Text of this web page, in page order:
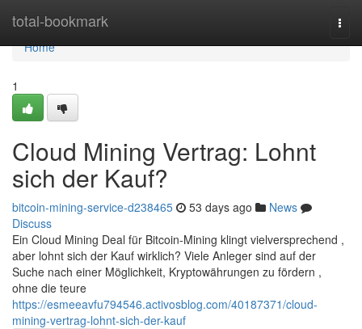
total-bookmark
Home
Home
1
Cloud Mining Vertrag: Lohnt
sich der Kauf?
bitcoin-mining-service-d238465 53 days ago
News
Discuss
Ein Cloud Mining Deal für Bitcoin-Mining klingt vielversprechend ,
aber lohnt sich der Kauf wirklich? Viele Anleger sind auf der
Suche nach einer Möglichkeit, Kryptowährungen zu fördern ,
ohne die teure
https://esmeeavfu794546.activosblog.com/40187371/cloud-
mining-vertrag-lohnt-sich-der-kauf